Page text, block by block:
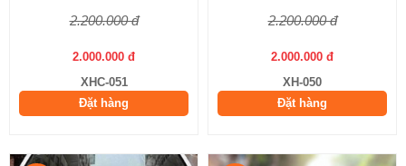
2.200.000 đ
2.000.000 đ
XHC-051
Đặt hàng
2.200.000 đ
2.000.000 đ
XH-050
Đặt hàng